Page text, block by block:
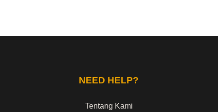
NEED HELP?
Tentang Kami